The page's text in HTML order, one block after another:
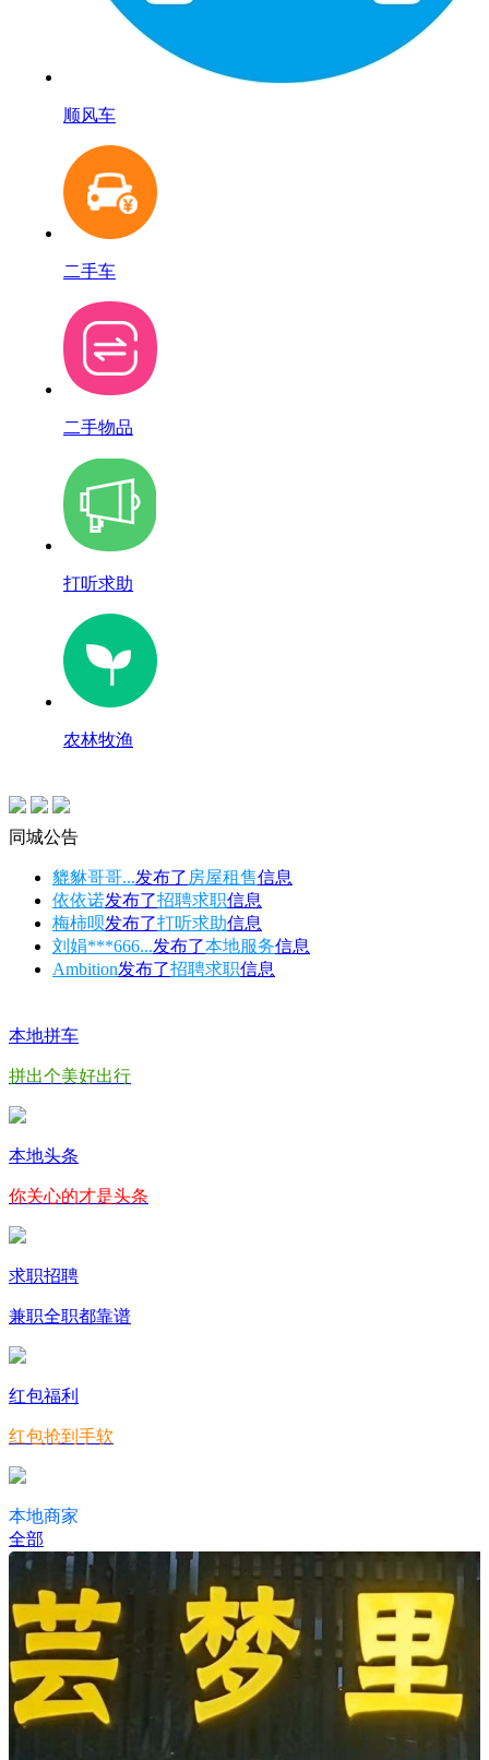
顺风车
二手车
二手物品
打听求助
农林牧渔
同城公告
貔貅哥哥...发布了 房屋租售信息
依依诺发布了招聘求职信息
梅柿呗发布了打听求助信息
刘娟***666...发布了本地服务信息
Ambition发布了招聘求职信息
本地拼车
拼出个美好出行
本地头条
你关心的才是头条
求职招聘
兼职全职都靠谱
红包福利
红包抢到手软
本地商家
全部